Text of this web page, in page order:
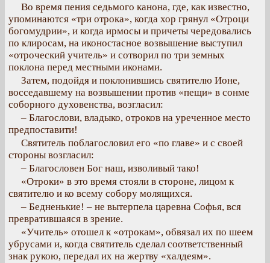
Во время пения седьмого канона, где, как известно,
упоминаются «три отрока», когда хор грянул «Отроци
богомудрии», и когда ирмосы и причеты чередовались
по клиросам, на иконостасное возвышение выступил
«отроческий учитель» и сотворил по три земных
поклона перед местными иконами.
Затем, подойдя и поклонившись святителю Ионе,
восседавшему на возвышении против «пещи» в сонме
соборного духовенства, возгласил:
– Благослови, владыко, отроков на уреченное место
предпоставити!
Святитель поблагословил его «по главе» и с своей
стороны возгласил:
– Благословен Бог наш, изволивый тако!
«Отроки» в это время стояли в стороне, лицом к
святителю и ко всему собору молящихся.
– Бедненькие! – не вытерпела царевна Софья, вся
превратившаяся в зрение.
«Учитель» отошел к «отрокам», обвязал их по шеем
убрусами и, когда святитель сделал соответственный
знак рукою, передал их на жертву «халдеям».